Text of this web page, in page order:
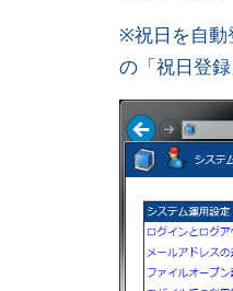
※祝日を自動
の「祝日登